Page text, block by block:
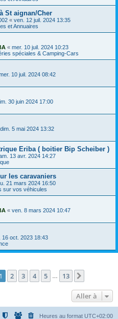
St aignan/Cher
« ven. 12 juil. 2024 13:35
et Annuaires
« mer. 10 juil. 2024 10:23
spéciales & Camping-Cars
10 juil. 2024 08:42
30 juin 2024 17:00
dim. 5 mai 2024 13:32
Eriba ( boitier Bip Scheiber )
13 avr. 2024 14:27
les caravaniers
21 mars 2024 16:50
sur vos véhicules
« ven. 8 mars 2024 10:47
16 oct. 2023 18:43
1sur13
1 2 3 4 5 13
Aller à
Heures au format UTC+02:00